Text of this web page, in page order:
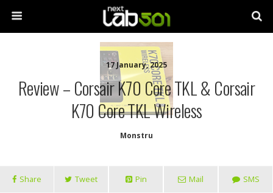
17 January, 2025
Review – Corsair K70 Core TKL & Corsair
K70 Core TKL Wireless
Monstru
Share Tweet Pin Mail SMS